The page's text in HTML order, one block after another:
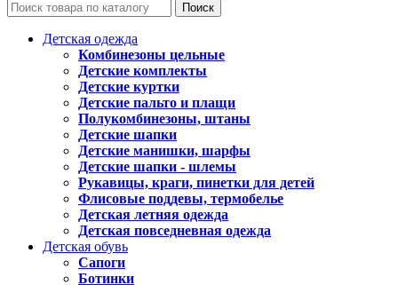
Поиск
Детская одежда
Комбинезоны цельные
Детские комплекты
Детские куртки
Детские пальто и плащи
Полукомбинезоны, штаны
Детские шапки
Детские манишки, шарфы
Детские шапки - шлемы
Рукавицы, краги, пинетки для детей
Флисовые поддевы, термобелье
Детская летняя одежда
Детская повседневная одежда
Детская обувь
Сапоги
Ботинки